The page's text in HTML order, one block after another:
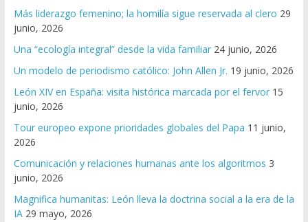
Más liderazgo femenino; la homilía sigue reservada al clero 29
junio, 2026
Una “ecología integral” desde la vida familiar 24 junio, 2026
Un modelo de periodismo católico: John Allen Jr. 19 junio, 2026
León XIV en España: visita histórica marcada por el fervor 15
junio, 2026
Tour europeo expone prioridades globales del Papa 11 junio,
2026
Comunicación y relaciones humanas ante los algoritmos 3
junio, 2026
Magnifica humanitas: León lleva la doctrina social a la era de la
IA 29 mayo, 2026